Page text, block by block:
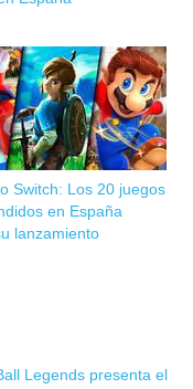
Switch: Los 20 juegos
en España
lanzamiento
Legends presenta el